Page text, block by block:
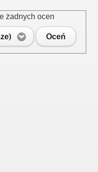
żadnych ocen
Oceń